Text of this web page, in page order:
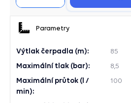
Parametry
Výtlak čerpadla (m): 85
Maximální tlak (bar): 8,5
Maximální průtok (l /
min):
100